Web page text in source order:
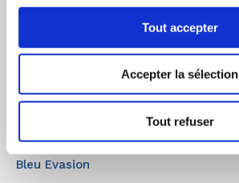
Tout accepter
Accepter la sélection
Tout refuser
Bleu Evasion